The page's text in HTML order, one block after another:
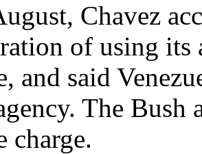
Chavez
of using its
and said
The Bush
charge.